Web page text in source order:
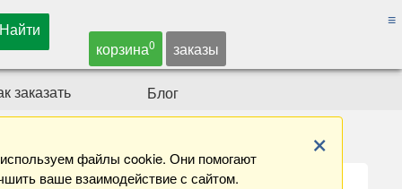
корзина0 заказы
≡
заказать Блог
×
файлы cookie. Они помогают
ваше взаимодействие с сайтом.